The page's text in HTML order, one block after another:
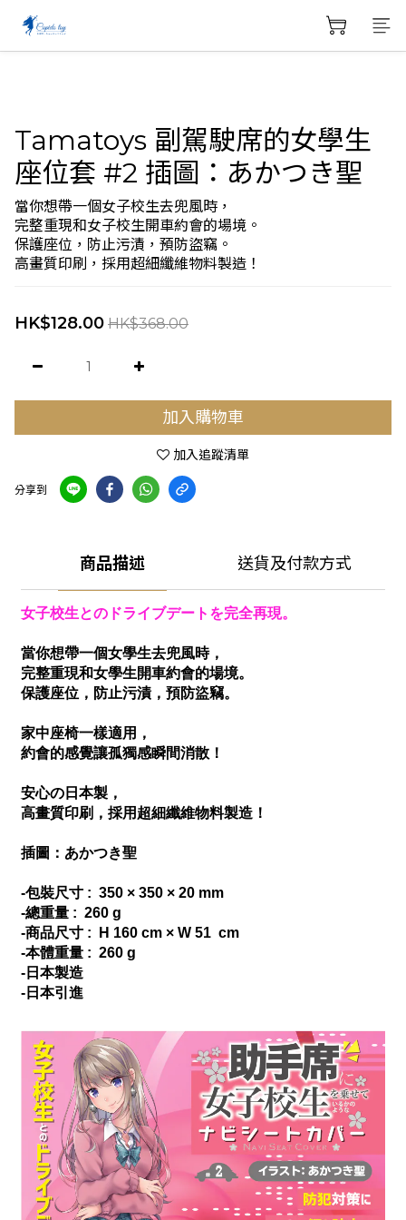
Tamatoys 副駕駛席的女學生
座位套 #2 插圖：あかつき聖
當你想帶一個女子校生去兜風時，
完整重現和女子校生開車約會的場境。
保護座位，防止污漬，預防盜竊。
高畫質印刷，採用超細纖維物料製造！
HK$128.00 HK$368.00
加入購物車
加入追蹤清單
分享到
商品描述 送貨及付款方式
女子校生とのドライブデートを完全再現。
當你想帶一個女學生去兜風時，
完整重現和女學生開車約會的場境。
保護座位，防止污漬，預防盜竊。
家中座椅一樣適用，
約會的感覺讓孤獨感瞬間消散！
安心の日本製，
高畫質印刷，採用超細纖維物料製造！
插圖：あかつき聖
-包裝尺寸 : 350 × 350 × 20 mm
-總重量 : 260 g
-商品尺寸 : H 160 cm × W 51 cm
-本體重量 : 260 g
- 日本製造
-日本引進